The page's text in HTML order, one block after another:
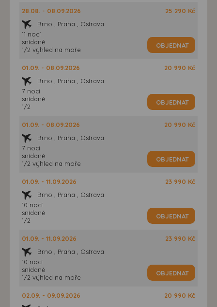
28.08. - 08.09.2026
Brno , Praha , Ostrava
11 nocí
snídaně
1/2 výhled na moře
25 290 Kč
OBJEDNAT
01.09. - 08.09.2026
Brno , Praha , Ostrava
7 nocí
snídaně
1/2
20 990 Kč
OBJEDNAT
01.09. - 08.09.2026
Brno , Praha , Ostrava
7 nocí
snídaně
1/2 výhled na moře
20 990 Kč
OBJEDNAT
01.09. - 11.09.2026
Brno , Praha , Ostrava
10 nocí
snídaně
1/2
23 990 Kč
OBJEDNAT
01.09. - 11.09.2026
Brno , Praha , Ostrava
10 nocí
snídaně
1/2 výhled na moře
23 990 Kč
OBJEDNAT
02.09. - 09.09.2026
20 990 Kč